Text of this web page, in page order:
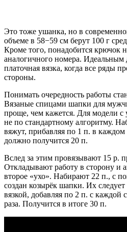
Это тоже ушанка, но в
объеме в 58−59 см берут 100 г
Кроме того, понадобится крючок
аналогичного номера. Идеальным
платочная вязка, когда все ряды
стороны.
Понимать очередность работы
Вязаные спицами шапки для
проще, чем кажется. Для модели с
не по стандартному алгоритму.
вяжут, прибавляя по 1 п. в
должно получится 20 п.
Вслед за этим провязывают 15 р.
Откладывают работу в сторону и
второе «ухо». Набирают 22 п., с
создан козырёк шапки. Их
вязкой, добавляя по 2 п. с каждой
раза. Получится в итоге 30 п.